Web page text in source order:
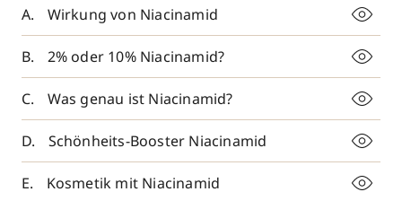
Wirkung von Niacinamid
2% oder 10% Niacinamid?
Was genau ist Niacinamid?
Schönheits-Booster Niacinamid
Kosmetik mit Niacinamid